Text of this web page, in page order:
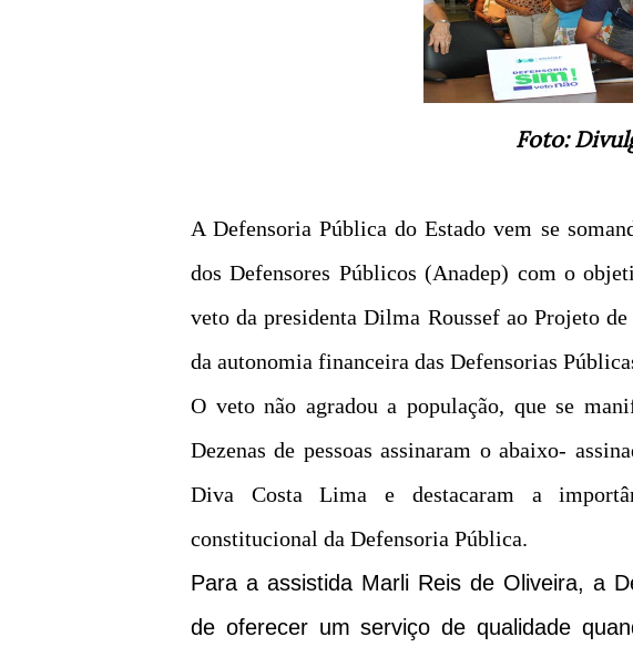
Foto:
A Defensoria Pública do Estado vem se
dos Defensores Públicos (Anadep) com o
veto da presidenta Dilma Roussef ao Projeto
da autonomia financeira das Defensorias
O veto não agradou a população, que se
Dezenas de pessoas assinaram o abaixo-
Diva Costa Lima e destacaram a
constitucional da Defensoria Pública.
Para a assistida Marli Reis de Oliveira, a
de oferecer um serviço de qualidade